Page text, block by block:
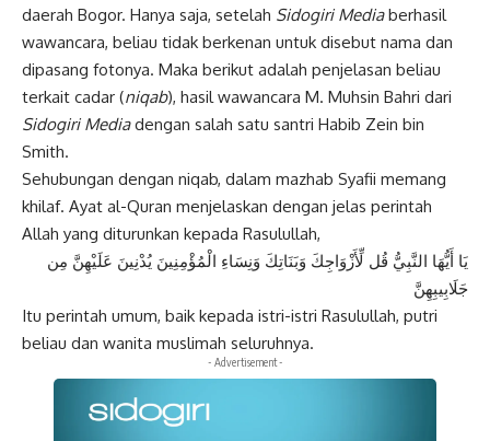
daerah Bogor. Hanya saja, setelah Sidogiri Mediaberhasil
wawancara, beliau tidak berkenan untuk disebut nama dan
dipasang fotonya. Maka berikut adalah penjelasan beliau
terkait cadar (niqab), hasil wawancara M. Muhsin Bahri dari
Sidogiri Mediadengan salah satu santri Habib Zein bin
Smith.
Sehubungan dengan niqab, dalam mazhab Syafii memang
khilaf. Ayat al-Quran menjelaskan dengan jelas perintah
Allah yang diturunkan kepada Rasulullah,
يَا أَيُّهَا النَّبِيُّ قُل لِّأَزْوَاجِكَ وَبَنَاتِكَ وَنِسَاءِ الْمُؤْمِنِينَ يُدْنِينَ عَلَيْهِنَّ مِن
جَلَابِيبِهِنَّ
Itu perintah umum, baik kepada istri-istri Rasulullah, putri
beliau dan wanita muslimah seluruhnya.
- Advertisement -